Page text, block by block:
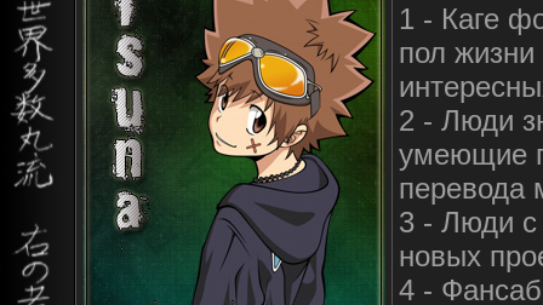
1 - Каге
пол
2 - Люди
умеющие
перевода
3 - Люди с
новых
4 -